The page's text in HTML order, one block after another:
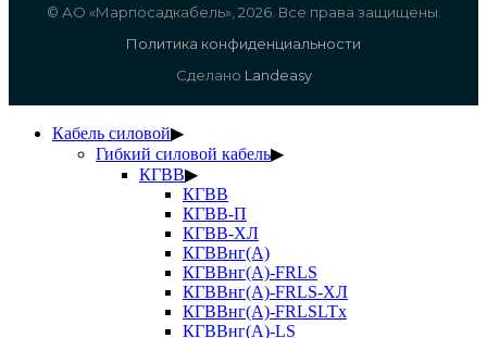
© АО «Марпосадкабель», 2026. Все права защищены.
Политика конфиденциальности
Сделано Landeasy
Кабель силовой▶
Гибкий силовой кабель▶
КГВВ▶
КГВВ
КГВВ-П
КГВВ-ХЛ
КГВВнг(А)
КГВВнг(А)-FRLS
КГВВнг(А)-FRLS-ХЛ
КГВВнг(А)-FRLSLTx
КГВВнг(А)-LS